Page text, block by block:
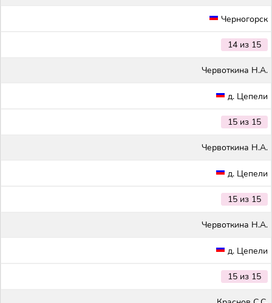
Черногорск
14 из 15
Червоткина Н.А.
д. Цепели
15 из 15
Червоткина Н.А.
д. Цепели
15 из 15
Червоткина Н.А.
д. Цепели
15 из 15